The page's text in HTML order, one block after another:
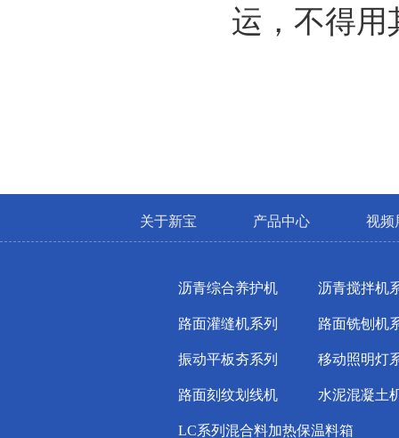
运，不得用
关于新宝 产品中心 视频
沥青综合养护机 沥青搅拌机
路面灌缝机系列 路面铣刨机
振动平板夯系列 移动照明灯
路面刻纹划线机 水泥混凝土
LC系列混合料加热保温料箱